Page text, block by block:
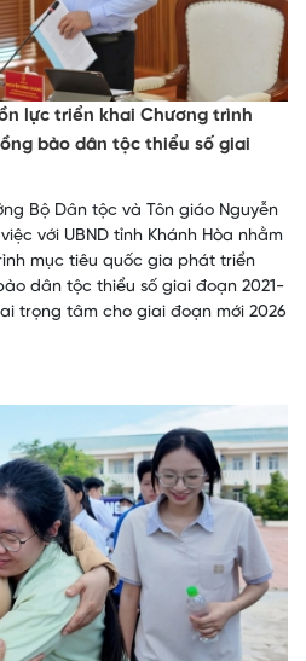
lực triển khai Chương trình
bào dân tộc thiểu số giai
Bộ Dân tộc và Tôn giáo Nguyễn
với UBND tỉnh Khánh Hòa nhằm
mục tiêu quốc gia phát triển
dân tộc thiểu số giai đoạn 2021-
trọng tâm cho giai đoạn mới 2026